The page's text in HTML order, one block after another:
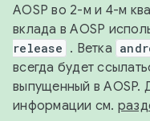
AOSP во 2-м и 4-м
вклада в AOSP
release . Ветка
всегда будет
выпущенный в AOSP.
информации см.